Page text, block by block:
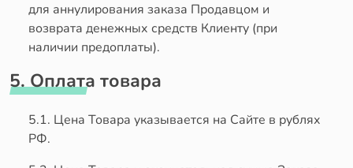
для аннулирования заказа Продавцом и
возврата денежных средств Клиенту (при
наличии предоплаты).
5. Оплата товара
5.1. Цена Товара указывается на Сайте в рублях
РФ.